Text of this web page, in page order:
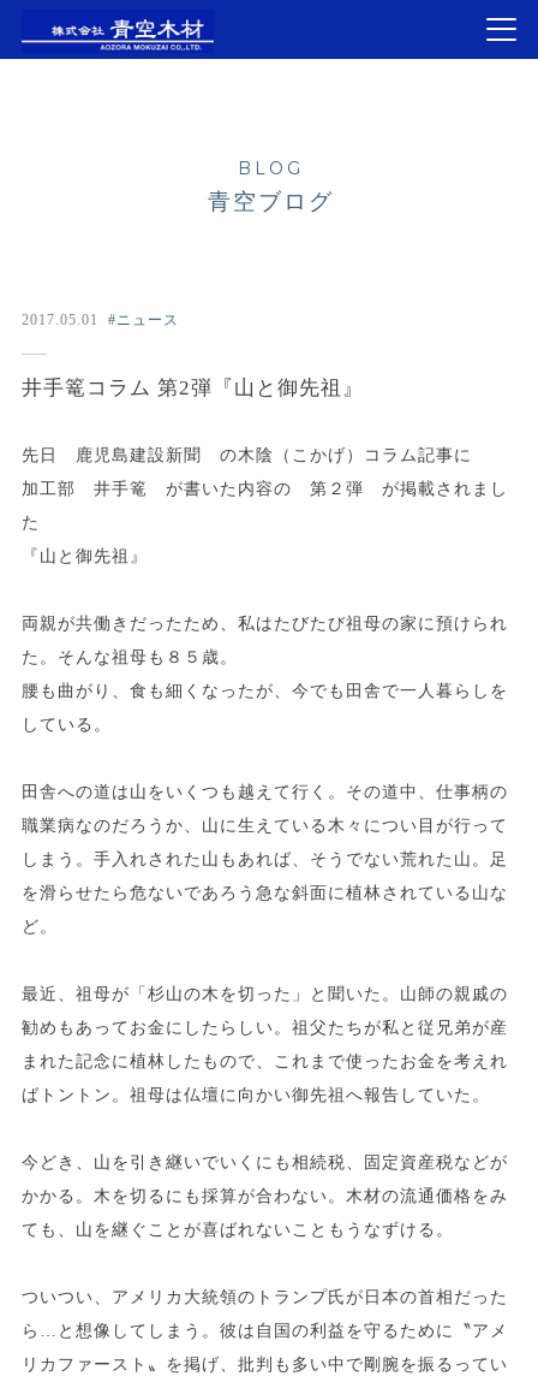
BLOG
青空ブログ
2017.05.01 #ニュース
井手篭コラム 第2弾『山と御先祖』
先日 鹿児島建設新聞 の木陰（こかげ）コラム記事に
加工部 井手篭 が書いた内容の 第２弾 が掲載されまし
た
『山と御先祖』
両親が共働きだったため、私はたびたび祖母の家に預けられ
た。そんな祖母も８５歳。
腰も曲がり、食も細くなったが、今でも田舎で一人暮らしを
している。
田舎への道は山をいくつも越えて行く。その道中、仕事柄の
職業病なのだろうか、山に生えている木々につい目が行って
しまう。手入れされた山もあれば、そうでない荒れた山。足
を滑らせたら危ないであろう急な斜面に植林されている山な
ど。
最近、祖母が「杉山の木を切った」と聞いた。山師の親戚の
勧めもあってお金にしたらしい。祖父たちが私と従兄弟が産
まれた記念に植林したもので、これまで使ったお金を考えれ
ばトントン。祖母は仏壇に向かい御先祖へ報告していた。
今どき、山を引き継いでいくにも相続税、固定資産税などが
かかる。木を切るにも採算が合わない。木材の流通価格をみ
ても、山を継ぐことが喜ばれないこともうなずける。
ついつい、アメリカ大統領のトランプ氏が日本の首相だった
ら…と想像してしまう。彼は自国の利益を守るために〝アメ
リカファースト〟を掲げ、批判も多い中で剛腕を振るってい